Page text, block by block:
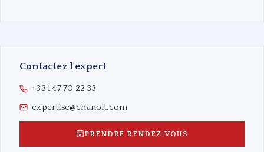
Contactez l'expert
+33 1 47 70 22 33
expertise@chanoit.com
PRENDRE RENDEZ-VOUS